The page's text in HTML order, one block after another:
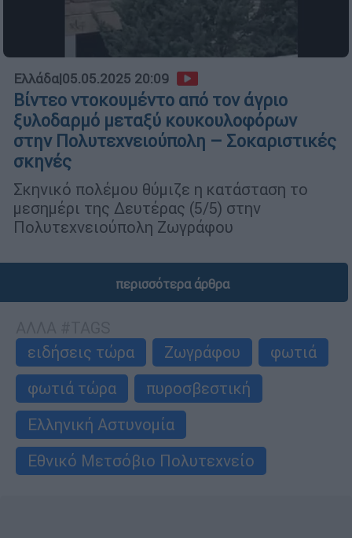
Ελλάδα|05.05.2025 20:09
Βίντεο ντοκουμέντο από τον άγριο
ξυλοδαρμό μεταξύ κουκουλοφόρων
στην Πολυτεχνειούπολη – Σοκαριστικές
σκηνές
Σκηνικό πολέμου θύμιζε η κατάσταση το
μεσημέρι της Δευτέρας (5/5) στην
Πολυτεχνειούπολη Ζωγράφου
περισσότερα άρθρα
ειδήσεις τώρα
Ζωγράφου
φωτιά
φωτιά τώρα
πυροσβεστική
Ελληνική Αστυνομία
Εθνικό Μετσόβιο Πολυτεχνείο